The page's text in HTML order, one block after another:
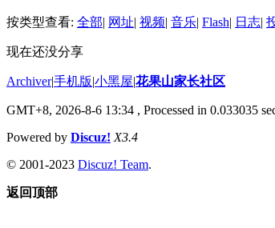
按类型查看: 全部| 网址| 视频| 音乐| Flash| 日志|
现在还没分享
Archiver|手机版|小黑屋|花果山家长社区
GMT+8, 2026-8-6 13:34 , Processed in 0.033035
Powered by Discuz! X3.4
© 2001-2023 Discuz! Team.
返回顶部